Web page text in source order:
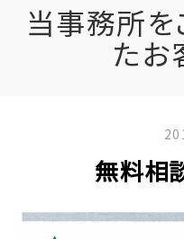
当事務所
たお
無料相